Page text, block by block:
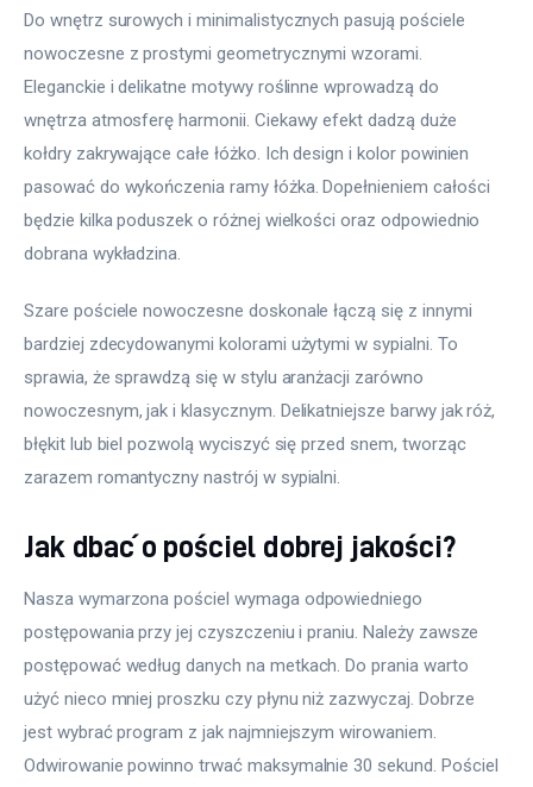
Do wnętrz surowych i minimalistycznych pasują pościele
nowoczesne z prostymi geometrycznymi wzorami.
Eleganckie i delikatne motywy roślinne wprowadzą do
wnętrza atmosferę harmonii. Ciekawy efekt dadzą duże
kołdry zakrywające całe łóżko. Ich design i kolor powinien
pasować do wykończenia ramy łóżka. Dopełnieniem całości
będzie kilka poduszek o różnej wielkości oraz odpowiednio
dobrana wykładzina.
Szare pościele nowoczesne doskonale łączą się z innymi
bardziej zdecydowanymi kolorami użytymi w sypialni. To
sprawia, że sprawdzą się w stylu aranżacji zarówno
nowoczesnym, jak i klasycznym. Delikatniejsze barwy jak róż,
błękit lub biel pozwolą wyciszyć się przed snem, tworząc
zarazem romantyczny nastrój w sypialni.
Jak dbać o pościel dobrej jakości?
Nasza wymarzona pościel wymaga odpowiedniego
postępowania przy jej czyszczeniu i praniu. Należy zawsze
postępować według danych na metkach. Do prania warto
użyć nieco mniej proszku czy płynu niż zazwyczaj. Dobrze
jest wybrać program z jak najmniejszym wirowaniem.
Odwirowanie powinno trwać maksymalnie 30 sekund. Pościel